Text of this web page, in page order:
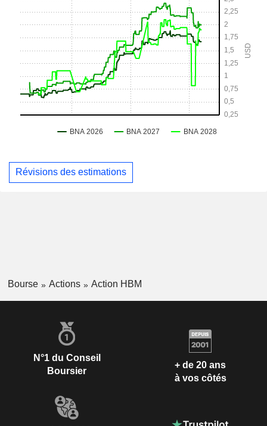
Révisions des estimations
Bourse Actions Action HBM
N°1 du Conseil
Boursier
+ de 20 ans
à vos côtés